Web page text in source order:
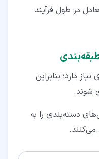
در طول فرآیند
دارد؛ بنابراین
شوند.
دسته‌بندی را به
می‌کنند.